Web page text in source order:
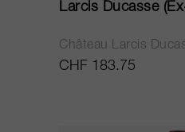
Larcis Ducasse
Château Larcis
CHF 183.75